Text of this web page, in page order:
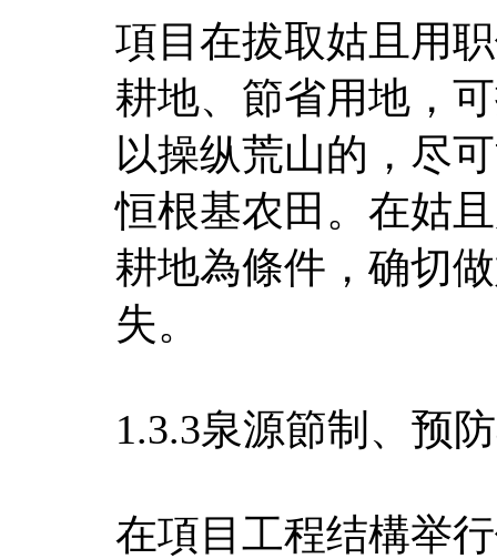
項目在拔取姑且用
耕地、節省用地，
以操纵荒山的，尽
恒根基农田。在姑
耕地為條件，确切
失。
1.3.3泉源節制、预
在項目工程结構举